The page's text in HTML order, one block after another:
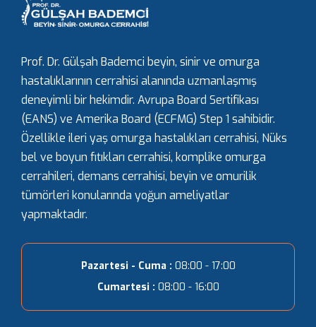
Prof. Dr. Gülşah Bademci beyin, sinir ve omurga
hastalıklarının cerrahisi alanında uzmanlaşmış
deneyimli bir hekimdir. Avrupa Board Sertifikası
(EANS) ve Amerika Board (ECFMG) Step 1 sahibidir.
Özellikle ileri yaş omurga hastalıkları cerrahisi, Nüks
bel ve boyun fıtıkları cerrahisi, komplike omurga
cerrahileri, demans cerrahisi, beyin ve omurilik
tümörleri konularında yoğun ameliyatlar
yapmaktadır.
Pazartesi - Cuma : 08:00 - 17:00
Cumartesi : 08:00 - 16:00